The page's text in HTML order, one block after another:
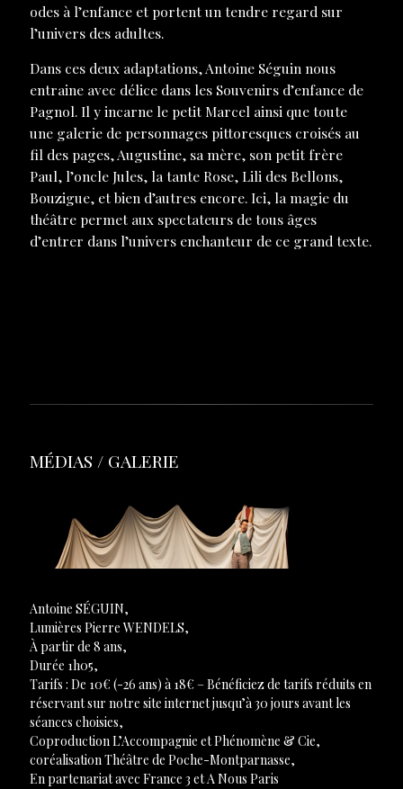
odes à l’enfance et portent un tendre regard sur
l’univers des adultes.
Dans ces deux adaptations, Antoine Séguin nous
entraine avec délice dans les Souvenirs d’enfance de
Pagnol. Il y incarne le petit Marcel ainsi que toute
une galerie de personnages pittoresques croisés au
fil des pages, Augustine, sa mère, son petit frère
Paul, l’oncle Jules, la tante Rose, Lili des Bellons,
Bouzigue, et bien d’autres encore. Ici, la magie du
théâtre permet aux spectateurs de tous âges
d’entrer dans l’univers enchanteur de ce grand texte.
MÉDIAS / GALERIE
Antoine SÉGUIN,
Lumières Pierre WENDELS,
À partir de 8 ans,
Durée 1h05,
Tarifs : De 10€ (-26 ans) à 18€ – Bénéficiez de tarifs réduits en
réservant sur notre site internet jusqu’à 30 jours avant les
séances choisies,
Coproduction L’Accompagnie et Phénomène & Cie,
coréalisation Théâtre de Poche-Montparnasse,
En partenariat avec France 3 et A Nous Paris